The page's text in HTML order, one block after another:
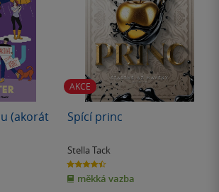
(akorát
AKCE
Spící princ
Stella Tack
4.5
z
5
hvězdiček
měkká vazba